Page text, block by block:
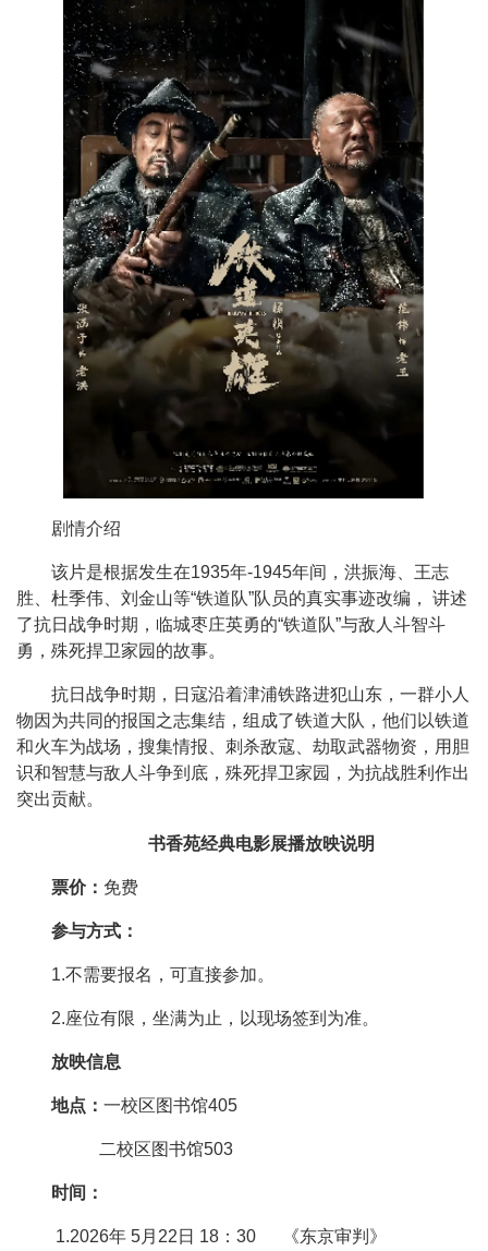
剧情介绍
该片是根据发生在1935年-1945年间，洪振海、王志
胜、杜季伟、刘金山等“铁道队”队员的真实事迹改编， 讲述
了抗日战争时期，临城枣庄英勇的“铁道队”与敌人斗智斗
勇，殊死捍卫家园的故事。
抗日战争时期，日寇沿着津浦铁路进犯山东，一群小人
物因为共同的报国之志集结，组成了铁道大队，他们以铁道
和火车为战场，搜集情报、刺杀敌寇、劫取武器物资，用胆
识和智慧与敌人斗争到底，殊死捍卫家园，为抗战胜利作出
突出贡献。
书香苑经典电影展播放映说明
票价： 免费
参与方式：
1.不需要报名，可直接参加。
2.座位有限，坐满为止，以现场签到为准。
放映信息
地点： 一校区图书馆405
二校区图书馆503
时间：
1.2026年 5月22日 18：30 《东京审判》